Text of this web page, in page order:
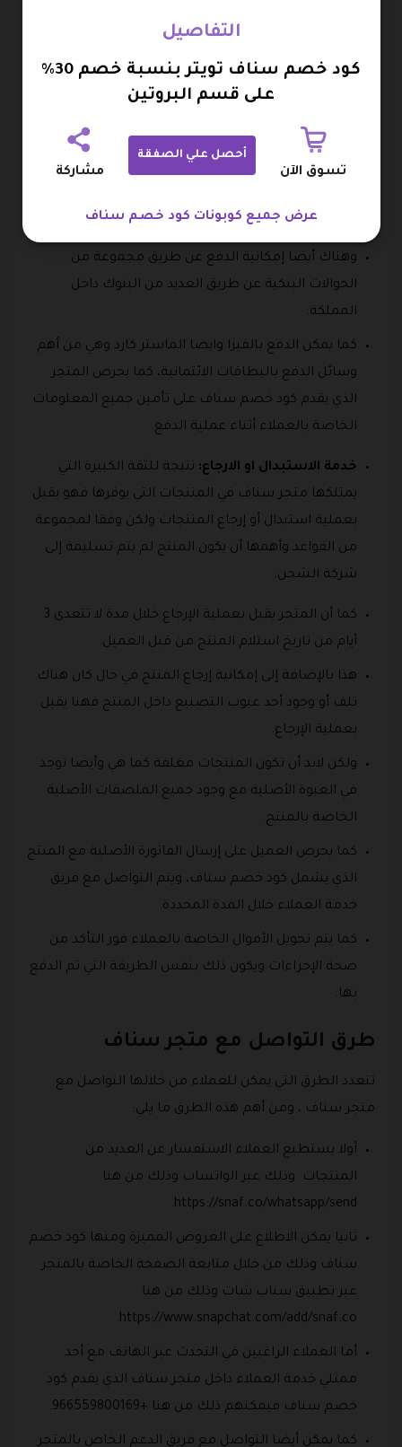
العميل بدفع قيمة الفاتورة نقدا عند استلام الطلب من
استخدام هذا النوع من الخدمات.
بطاقة مدى بالإضافة إلى apple pay وهي من أشهر طرق
الدفع داخل متجر سناف.
تأمين هذه الوسيلة وايضا جميع الطرق السابقة جيدا.
وهناك أيضا إمكانية الدفع عن طريق مجموعة من
الحوالات البنكية عن طريق العديد من البنوك داخل
المملكة.
كما يمكن الدفع بالفيزا وايضا الماستر كارد وهي من أهم
وسائل الدفع بالبطاقات الائتمانية، كما يحرص المتجر
الذي يقدم كود خصم سناف على تأمين جميع المعلومات
الخاصة بالعملاء أثناء عملية الدفع.
خدمة الاستبدال او الارجاع: نتيجة للثقة الكبيرة التي
يمتلكها متجر سناف في المنتجات التي يوفرها فهو يقبل
بعملية استبدال أو إرجاع المنتجات ولكن وفقا لمجموعة
من القواعد وأهمها أن يكون المنتج لم يتم تسليمة إلى
شركة الشحن.
كما أن المتجر يقبل بعملية الإرجاع خلال مدة لا تتعدى 3
أيام من تاريخ استلام المنتج من قبل العميل.
هذا بالإضافة إلى إمكانية إرجاع المنتج في حال كان هناك
تلف أو وجود أحد عيوب التصنيع داخل المنتج فهنا يقبل
بعملية الإرجاع.
ولكن لابد أن تكون المنتجات مغلفة كما هي وأيضا توجد
في العبوة الأصلية مع وجود جميع الملصقات الأصلية
الخاصة بالمنتج.
كما يحرص العميل على إرسال الفاتورة الأصلية مع المنتج
الذي يشمل كود خصم سناف، ويتم التواصل مع فريق
خدمة العملاء خلال المدة المحددة.
كما يتم تحويل الأموال الخاصة بالعملاء فور التأكد من
صحة الإجراءات ويكون ذلك بنفس الطريقة التي تم الدفع
بها.
طرق التواصل مع متجر سناف
تتعدد الطرق التي يمكن للعملاء من خلالها التواصل مع
متجر سناف ، ومن أهم هذه الطرق ما يلي:
أولا يستطيع العملاء الاستفسار عن العديد من
المنتجات وذلك عبر الواتساب وذلك من هنا
https://snaf.co/whatsapp/send.
ثانيا يمكن الاطلاع على العروض المميزة ومنها كود خصم
سناف وذلك من خلال متابعة الصفحة الخاصة بالمتجر
عبر تطبيق سناب شات وذلك من هنا
https://www.snapchat.com/add/snaf.co.
أما العملاء الراغبين في التحدث عبر الهاتف مع أحد
ممثلي خدمة العملاء داخل متجر سناف الذي يقدم كود
خصم سناف فيمكنهم ذلك من هنا +966559800169.
كما يمكن أيضا التواصل مع فريق الدعم الخاص بالمتجر
التفاصيل
كود خصم سناف تويتر بنسبة خصم 30%
على قسم البروتين
تسوق الآن
أحصل علي الصفقة
مشاركة
عرض جميع كوبونات كود خصم سناف